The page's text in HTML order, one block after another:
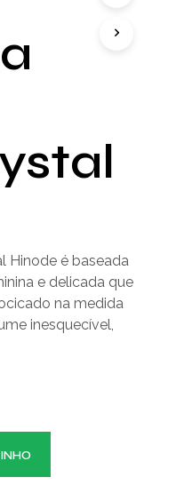
A
R
O
.
Hinode é baseada
e delicada que
na medida
inesquecível,